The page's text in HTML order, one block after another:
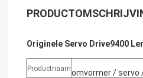
Originele Servo Drive9400
Productnaamomvormer / servo